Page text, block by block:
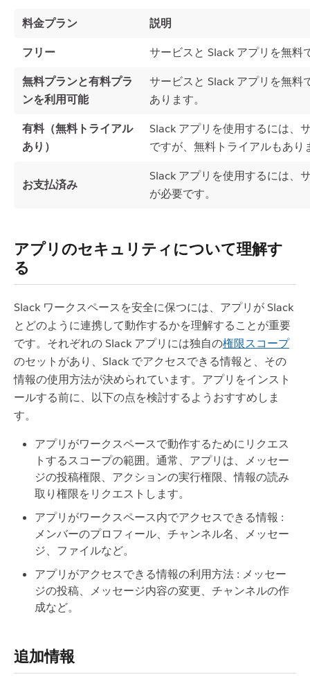
料金プラン
説明
フリー
サービスと Slack アプリを無料
無料プランと有料プラ
ンを利用可能
サービスと Slack アプリを無料
あります。
有料（無料トライアル
あり）
Slack アプリを使用するには、
ですが、無料トライアルもあり
お支払済み
Slack アプリを使用するには、
が必要です。
アプリのセキュリティについて理解す
る
Slack ワークスペースを安全に保つには、アプリが Slack
とどのように連携して動作するかを理解することが重要
です。それぞれの Slack アプリには独自の権限スコープ
のセットがあり、Slack でアクセスできる情報と、その
情報の使用方法が決められています。アプリをインスト
ールする前に、以下の点を検討するようおすすめしま
す。
アプリがワークスペースで動作するためにリクエス
トするスコープの範囲。通常、アプリは、メッセー
ジの投稿権限、アクションの実行権限、情報の読み
取り権限をリクエストします。
アプリがワークスペース内でアクセスできる情報 :
メンバーのプロフィール、チャンネル名、メッセー
ジ、ファイルなど。
アプリがアクセスできる情報の利用方法 : メッセー
ジの投稿、メッセージ内容の変更、チャンネルの作
成など。
追加情報